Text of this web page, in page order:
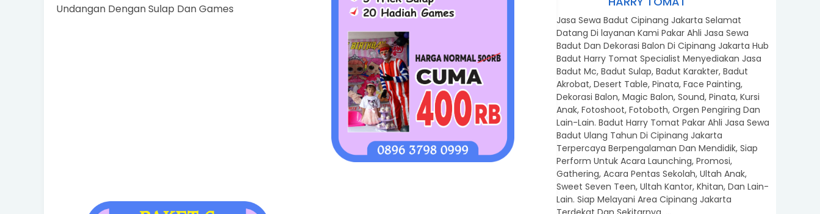
Undangan Dengan Sulap Dan Games
Jasa Sewa Badut Cipinang Jakarta Selamat
Datang Di layanan Kami Pakar Ahli Jasa Sewa
Badut Dan Dekorasi Balon Di Cipinang Jakarta Hub
Badut Harry Tomat Specialist Menyediakan Jasa
Badut Mc, Badut Sulap, Badut Karakter, Badut
Akrobat, Desert Table, Pinata, Face Painting,
Dekorasi Balon, Magic Balon, Sound, Pinata, Kursi
Anak, Fotoshoot, Fotoboth, Orgen Pengiring Dan
Lain-Lain. Badut Harry Tomat Pakar Ahli Jasa Sewa
Badut Ulang Tahun Di Cipinang Jakarta
Terpercaya Berpengalaman Dan Mendidik, Siap
Perform Untuk Acara Launching, Promosi,
Gathering, Acara Pentas Sekolah, Ultah Anak,
Sweet Seven Teen, Ultah Kantor, Khitan, Dan Lain-
Lain. Siap Melayani Area Cipinang Jakarta